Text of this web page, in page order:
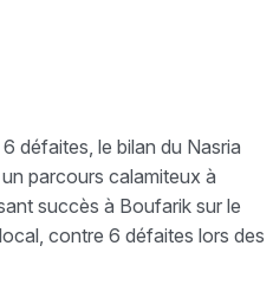
défaites, le bilan du Nasria
parcours calamiteux à
succès à Boufarik sur le
contre 6 défaites lors des